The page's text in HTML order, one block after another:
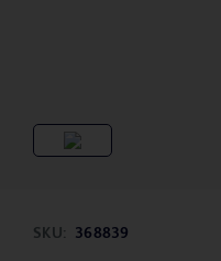
SKU: 368839